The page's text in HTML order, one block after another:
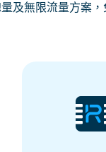
及無限流量方案